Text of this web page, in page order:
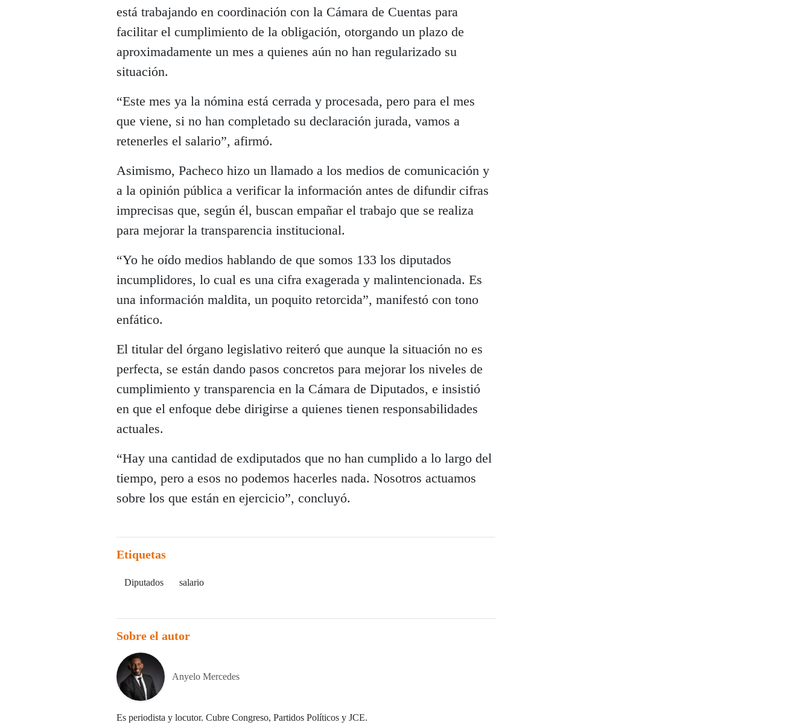
está trabajando en coordinación con la Cámara de Cuentas para
facilitar el cumplimiento de la obligación, otorgando un plazo de
aproximadamente un mes a quienes aún no han regularizado su
situación.
“Este mes ya la nómina está cerrada y procesada, pero para el mes
que viene, si no han completado su declaración jurada, vamos a
retenerles el salario”, afirmó.
Asimismo, Pacheco hizo un llamado a los medios de comunicación y
a la opinión pública a verificar la información antes de difundir cifras
imprecisas que, según él, buscan empañar el trabajo que se realiza
para mejorar la transparencia institucional.
“Yo he oído medios hablando de que somos 133 los diputados
incumplidores, lo cual es una cifra exagerada y malintencionada. Es
una información maldita, un poquito retorcida”, manifestó con tono
enfático.
El titular del órgano legislativo reiteró que aunque la situación no es
perfecta, se están dando pasos concretos para mejorar los niveles de
cumplimiento y transparencia en la Cámara de Diputados, e insistió
en que el enfoque debe dirigirse a quienes tienen responsabilidades
actuales.
“Hay una cantidad de exdiputados que no han cumplido a lo largo del
tiempo, pero a esos no podemos hacerles nada. Nosotros actuamos
sobre los que están en ejercicio”, concluyó.
Etiquetas
Diputados salario
Sobre el autor
Anyelo Mercedes
Es periodista y locutor. Cubre Congreso, Partidos Políticos y JCE.